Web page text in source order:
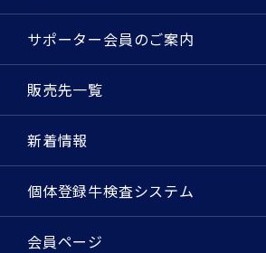
サポーター会員のご案内
販売先一覧
新着情報
個体登録牛検査システム
会員ページ